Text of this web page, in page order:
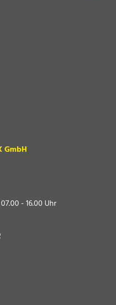
GmbH
- 16.00 Uhr